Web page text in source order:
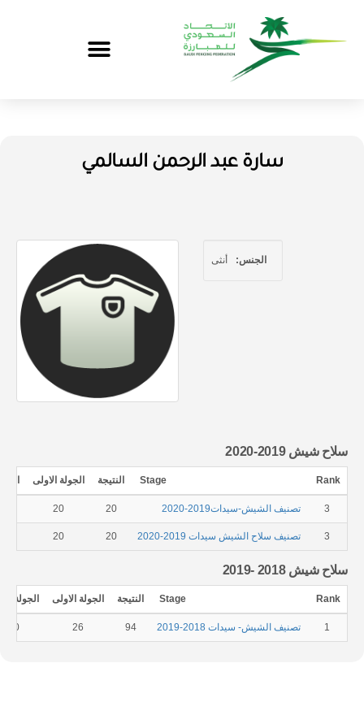
سارة عبد الرحمن السالمي
الجنس: أنثى
سلاح شيش 2019-2020
Rank
Stage النتيجة الجولة الاولى
3 تصنيف الشيش-سيدات2019-2020 20
20
3 تصنيف سلاح الشيش سيدات 2019-2020 20
20
سلاح شيش 2018 -2019
Rank
Stage النتيجة الجولة الاولى الجولة
1 تصنيف الشيش- سيدات 2018-2019 94
26
20